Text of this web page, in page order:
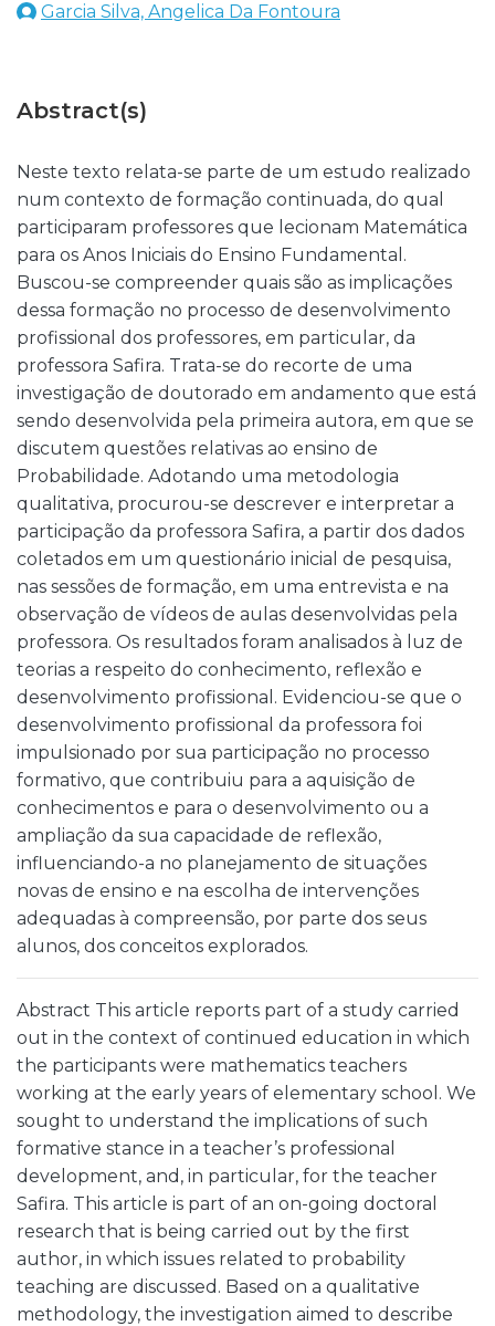
Garcia Silva, Angelica Da Fontoura
Abstract(s)
Neste texto relata-se parte de um estudo realizado
num contexto de formação continuada, do qual
participaram professores que lecionam Matemática
para os Anos Iniciais do Ensino Fundamental.
Buscou-se compreender quais são as implicações
dessa formação no processo de desenvolvimento
profissional dos professores, em particular, da
professora Safira. Trata-se do recorte de uma
investigação de doutorado em andamento que está
sendo desenvolvida pela primeira autora, em que se
discutem questões relativas ao ensino de
Probabilidade. Adotando uma metodologia
qualitativa, procurou-se descrever e interpretar a
participação da professora Safira, a partir dos dados
coletados em um questionário inicial de pesquisa,
nas sessões de formação, em uma entrevista e na
observação de vídeos de aulas desenvolvidas pela
professora. Os resultados foram analisados à luz de
teorias a respeito do conhecimento, reflexão e
desenvolvimento profissional. Evidenciou-se que o
desenvolvimento profissional da professora foi
impulsionado por sua participação no processo
formativo, que contribuiu para a aquisição de
conhecimentos e para o desenvolvimento ou a
ampliação da sua capacidade de reflexão,
influenciando-a no planejamento de situações
novas de ensino e na escolha de intervenções
adequadas à compreensão, por parte dos seus
alunos, dos conceitos explorados.
Abstract This article reports part of a study carried
out in the context of continued education in which
the participants were mathematics teachers
working at the early years of elementary school. We
sought to understand the implications of such
formative stance in a teacher’s professional
development, and, in particular, for the teacher
Safira. This article is part of an on-going doctoral
research that is being carried out by the first
author, in which issues related to probability
teaching are discussed. Based on a qualitative
methodology, the investigation aimed to describe